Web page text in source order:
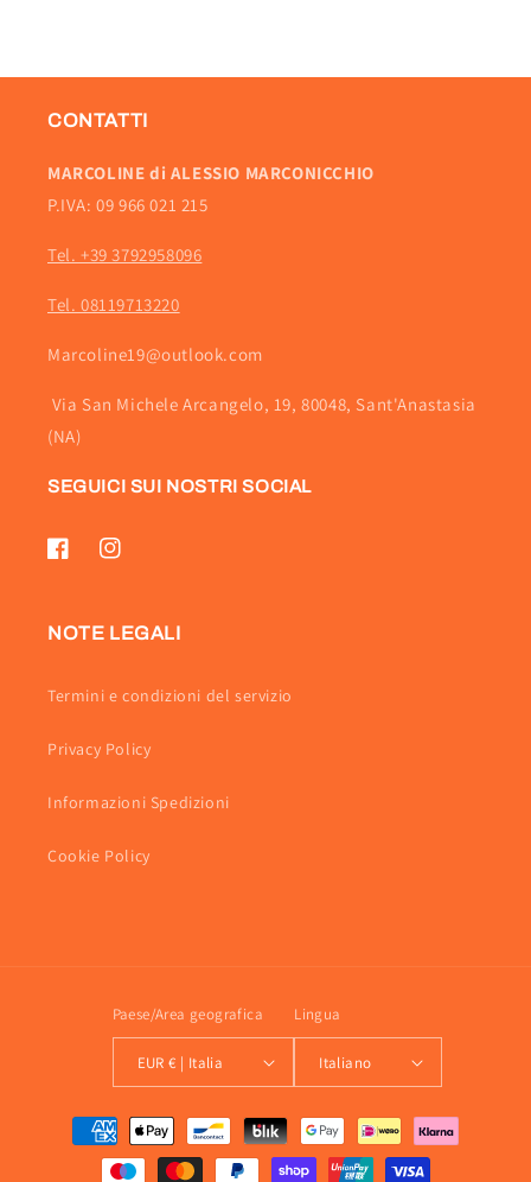
CONTATTI
MARCOLINE di ALESSIO MARCONICCHIO
P.IVA: 09 966 021 215
Tel. +39 3792958096
Tel. 08119713220
Marcoline19@outlook.com
Via San Michele Arcangelo, 19, 80048, Sant'Anastasia
(NA)
SEGUICI SUI NOSTRI SOCIAL
FacebookInstagram
NOTE LEGALI
Termini e condizioni del servizio
Privacy Policy
Informazioni Spedizioni
Cookie Policy
Paese/Area geografica
EUR € | Italia
Lingua
Italiano
Metodi